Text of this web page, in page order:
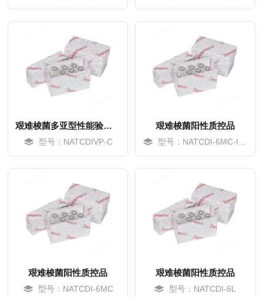
艰难梭菌多亚型性能验证盘
型号：NATCDIVP-C
艰难梭菌阳性质控品
型号：NATCDI-6MC-IVD
艰难梭菌阳性质控品
型号：NATCDI-6MC
艰难梭菌阳性质控品
型号：NATCDI-6L